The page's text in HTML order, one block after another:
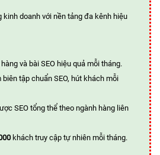
kinh doanh với nền tảng đa kênh hiệu
và bài SEO hiệu quả mỗi tháng.
tập chuẩn SEO, hút khách mỗi
SEO tổng thể theo ngành hàng liên
khách truy cập tự nhiên mỗi tháng.